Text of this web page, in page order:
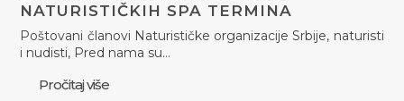
NATURISTIČKIH SPA TERMINA
Poštovani članovi Naturističke organizacije Srbije, naturisti
i nudisti, Pred nama su…
Pročitaj više